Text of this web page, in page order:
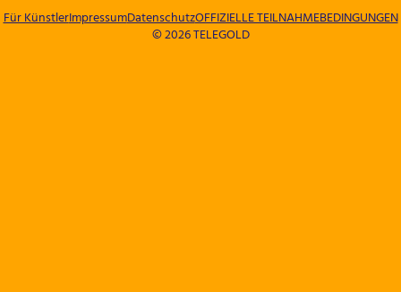
© 2026 TELEGOLD
Für KünstlerImpressumDatenschutzOFFIZIELLE TEILNAHMEBEDINGUNGEN